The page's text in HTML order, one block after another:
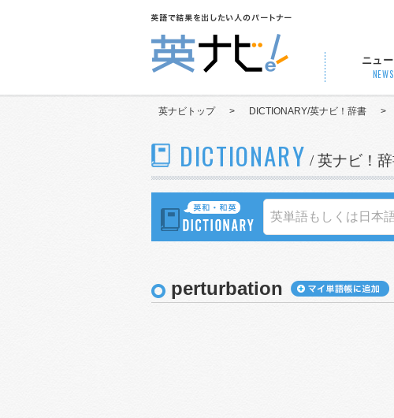
ニュ
NEWS
英ナビトップ > DICTIONARY/英ナビ！辞書 >
DICTIONARY / 英ナビ！
perturbation